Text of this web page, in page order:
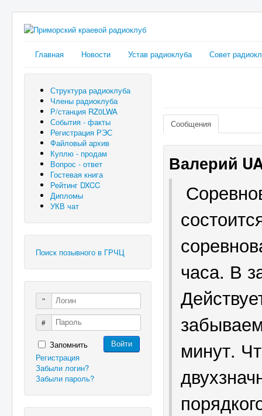
Главная Новости Устав радиоклуба Совет
Структура радиоклуба
Члены радиоклуба
Р/станция RZ0LWA
События - факты
Регистрация РЭС
Файловый архив
Куплю - продам
Вопрос - ответ
Гостевая книга
Рейтинг DXCC
Дипломы
УКВ чат
Поиск позывного в ГРЧЦ
Логин
Пароль
Запомнить Войти
Регистрация
Забыли логин?
Забыли пароль?
Сообщения
Валерий
часа. В
минут.